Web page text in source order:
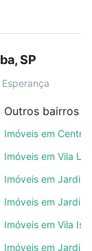
em
e
e
Você
de
para
SP
Outros bairros
Imóveis em Centro
Imóveis em Vila
Imóveis em Jardim
Imóveis em Jardim
Imóveis em Vila
Imóveis em Jardim